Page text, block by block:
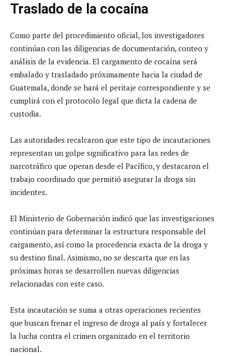
Traslado de la cocaína
Como parte del procedimiento oficial, los investigadores
continúan con las diligencias de documentación, conteo y
análisis de la evidencia. El cargamento de cocaína será
embalado y trasladado próximamente hacia la ciudad de
Guatemala, donde se hará el peritaje correspondiente y se
cumplirá con el protocolo legal que dicta la cadena de
custodia.
Las autoridades recalcaron que este tipo de incautaciones
representan un golpe significativo para las redes de
narcotráfico que operan desde el Pacífico, y destacaron el
trabajo coordinado que permitió asegurar la droga sin
incidentes.
El Ministerio de Gobernación indicó que las investigaciones
continúan para determinar la estructura responsable del
cargamento, así como la procedencia exacta de la droga y
su destino final. Asimismo, no se descarta que en las
próximas horas se desarrollen nuevas diligencias
relacionadas con este caso.
Esta incautación se suma a otras operaciones recientes
que buscan frenar el ingreso de droga al país y fortalecer
la lucha contra el crimen organizado en el territorio
nacional.